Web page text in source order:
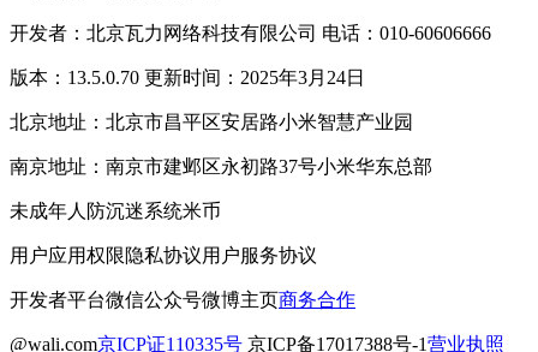
开发者：北京瓦力网络科技有限公司 电话：010-60606666
版本：13.5.0.70 更新时间：2025年3月24日
北京地址：北京市昌平区安居路小米智慧产业园
南京地址：南京市建邺区永初路37号小米华东总部
未成年人防沉迷系统米币
用户应用权限隐私协议用户服务协议
开发者平台微信公众号微博主页商务合作
@wali.com京ICP证110335号 京ICP备17017388号-1营业执照